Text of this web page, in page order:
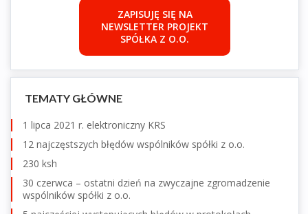
ZAPISUJĘ SIĘ NA
NEWSLETTER PROJEKT
SPÓŁKA Z O.O.
TEMATY GŁÓWNE
1 lipca 2021 r. elektroniczny KRS
12 najczęstszych błędów wspólników spółki z o.o.
230 ksh
30 czerwca – ostatni dzień na zwyczajne zgromadzenie
wspólników spółki z o.o.